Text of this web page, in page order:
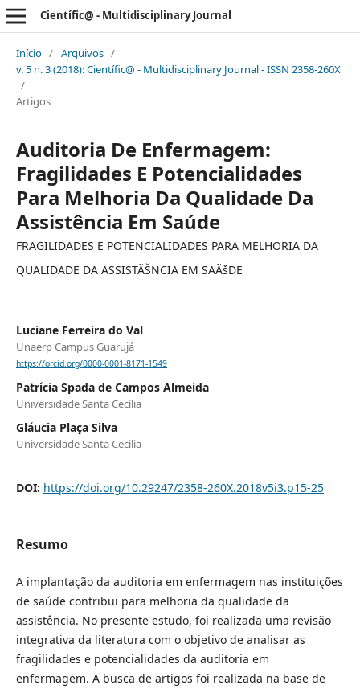
Científic@ - Multidisciplinary Journal
Início / Arquivos /
v. 5 n. 3 (2018): Científic@ - Multidisciplinary Journal - ISSN 2358-260X
/
Artigos
Auditoria De Enfermagem:
Fragilidades E Potencialidades
Para Melhoria Da Qualidade Da
Assistência Em Saúde
FRAGILIDADES E POTENCIALIDADES PARA MELHORIA DA
QUALIDADE DA ASSISTÃŠNCIA EM SAÃšDE
Luciane Ferreira do Val
Unaerp Campus Guarujá
https://orcid.org/0000-0001-8171-1549
Patrícia Spada de Campos Almeida
Universidade Santa Cecília
Gláucia Plaça Silva
Universidade Santa Cecilia
DOI: https://doi.org/10.29247/2358-260X.2018v5i3.p15-25
Resumo
A implantação da auditoria em enfermagem nas instituições
de saúde contribui para melhoria da qualidade da
assistência. No presente estudo, foi realizada uma revisão
integrativa da literatura com o objetivo de analisar as
fragilidades e potencialidades da auditoria em
enfermagem. A busca de artigos foi realizada na base de